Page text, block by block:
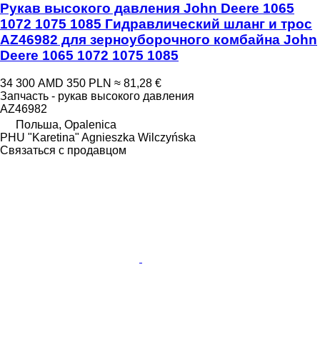
Рукав высокого давления John Deere 1065
1072 1075 1085 Гидравлический шланг и трос
AZ46982 для зерноуборочного комбайна John
Deere 1065 1072 1075 1085
34 300 AMD 350 PLN ≈ 81,28 €
Запчасть - рукав высокого давления
AZ46982
Польша, Opalenica
PHU "Karetina" Agnieszka Wilczyńska
Связаться с продавцом